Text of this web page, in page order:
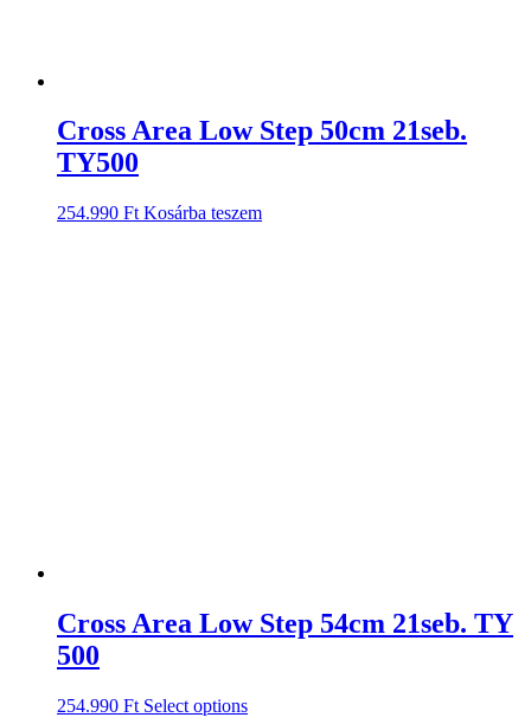
Cross Area Low Step 50cm 21seb.
TY500
254.990 Ft Kosárba teszem
Cross Area Low Step 54cm 21seb. TY
500
254.990 Ft Select options